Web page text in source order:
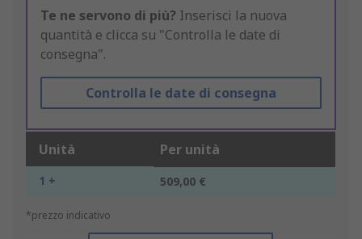
Te ne servono di più? Inserisci la nuova
quantità e clicca su "Controlla le date di
consegna".
Controlla le date di consegna
Unità Per unità
1 + 509,00 €
*prezzo indicativo